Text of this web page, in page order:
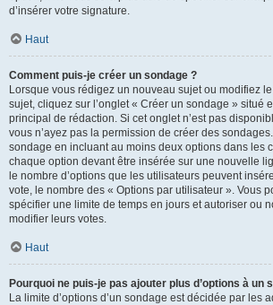
d’insérer votre signature.
Haut
Comment puis-je créer un sondage ?
Lorsque vous rédigez un nouveau sujet ou modifiez
sujet, cliquez sur l’onglet « Créer un sondage » situé
principal de rédaction. Si cet onglet n’est pas
vous n’ayez pas la permission de créer des
sondage en incluant au moins deux options dans les
chaque option devant être insérée sur une nouvelle
le nombre d’options que les utilisateurs peuvent
vote, le nombre des « Options par utilisateur ». Vous
spécifier une limite de temps en jours et autoriser ou
modifier leurs votes.
Haut
Pourquoi ne puis-je pas ajouter plus d’options à un
La limite d’options d’un sondage est décidée par les